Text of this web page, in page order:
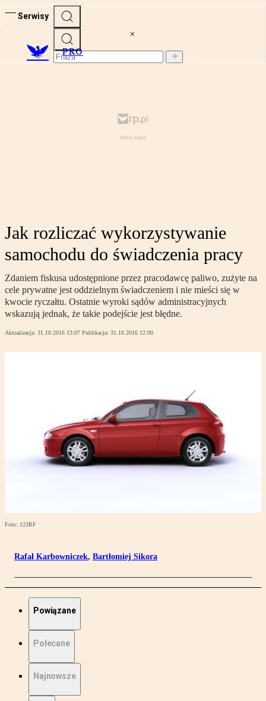
Serwisy
PRO
Jak rozliczać wykorzystywanie
samochodu do świadczenia pracy
Zdaniem fiskusa udostępnione przez pracodawcę paliwo, zużyte na
cele prywatne jest oddzielnym świadczeniem i nie mieści się w
kwocie ryczałtu. Ostatnie wyroki sądów administracyjnych
wskazują jednak, że takie podejście jest błędne.
Aktualizacja: 31.10.2016 13:07 Publikacja: 31.10.2016 12:00
Foto: 123RF
Rafał Karbowniczek, Bartłomiej Sikora
Powiązane
Polecane
Najnowsze